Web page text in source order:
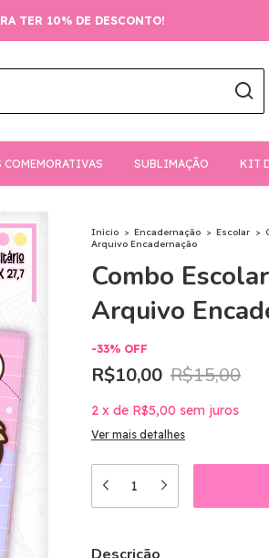
TER 10% DE DESCONTO!
COMEMORATIVAS SUBLIMAÇÃO KIT
Início > Encadernação > Escolar >
Arquivo Encadernação
Combo
Arquivo
-33% OFF
R$10,00 R$15,00
2 x de R$5,00 sem juros
Ver mais detalhes